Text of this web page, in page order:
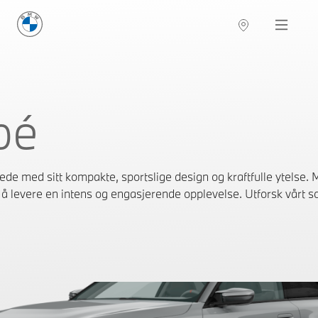
BMW Norge Navigation
med sitt kompakte, sportslige design og kraftfulle ytelse.
levere en intens og engasjerende opplevelse. Utforsk vårt